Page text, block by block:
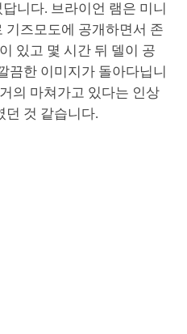
니다. 브라이언 램은 미니
기즈모도에 공개하면서 존
있고 몇 시간 뒤 델이 공
끔한 이미지가 돌아다닙니
의 마쳐가고 있다는 인상
던 것 같습니다.